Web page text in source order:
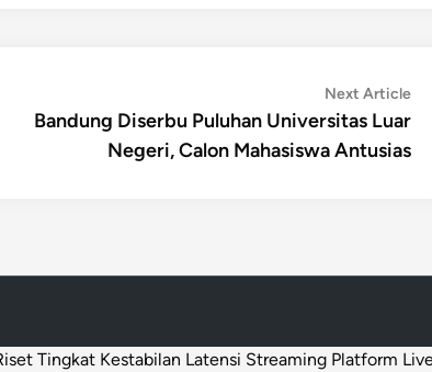
Next Article
Bandung Diserbu Puluhan Universitas Luar
Negeri, Calon Mahasiswa Antusias
Tingkat Kestabilan Latensi Streaming Platform